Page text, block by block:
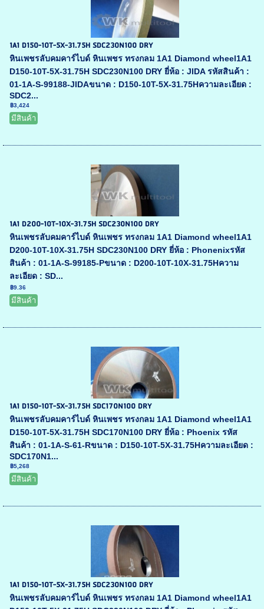
1A1 D150-10T-5X-31.75H SDC230N100 DRY
หินเพชรลับคมคาร์ไบด์ หินเพชร ทรงกลม 1A1 Diamond wheel1A1
D150-10T-5X-31.75H SDC230N100 DRY ยี่ห้อ : JIDA รหัสสินค้า :
01-1A-S-99188-JIDAขนาด : D150-10T-5X-31.75Hความละเอียด :
SDC2...
฿3,424
มีสินค้า
1A1 D200-10T-10X-31.75H SDC230N100 DRY
หินเพชรลับคมคาร์ไบด์ หินเพชร ทรงกลม 1A1 Diamond wheel1A1
D200-10T-10X-31.75H SDC230N100 DRY ยี่ห้อ : Phonenixรหัส
สินค้า : 01-1A-S-99185-Pขนาด : D200-10T-10X-31.75Hความ
ละเอียด : SD...
฿9.36
มีสินค้า
1A1 D150-10T-5X-31.75H SDC170N100 DRY
หินเพชรลับคมคาร์ไบด์ หินเพชร ทรงกลม 1A1 Diamond wheel1A1
D150-10T-5X-31.75H SDC170N100 DRY ยี่ห้อ : Phoenix รหัส
สินค้า : 01-1A-S-61-Rขนาด : D150-10T-5X-31.75Hความละเอียด :
SDC170N1...
฿5,268
มีสินค้า
1A1 D150-10T-5X-31.75H SDC230N100 DRY
หินเพชรลับคมคาร์ไบด์ หินเพชร ทรงกลม 1A1 Diamond wheel1A1